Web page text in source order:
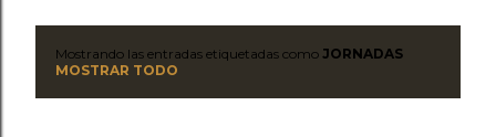
Mostrando las entradas etiquetadas como JORNADAS
MOSTRAR TODO